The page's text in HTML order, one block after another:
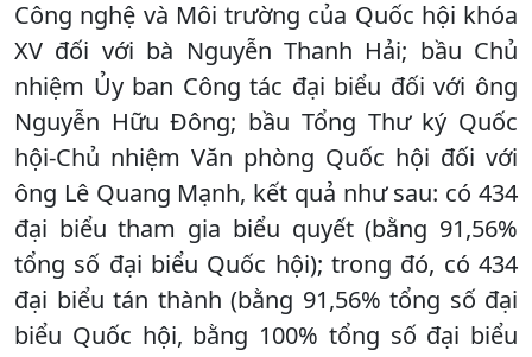
Công nghệ và Môi trường của Quốc hội khóa
XV đối với bà Nguyễn Thanh Hải; bầu Chủ
nhiệm Ủy ban Công tác đại biểu đối với ông
Nguyễn Hữu Đông; bầu Tổng Thư ký Quốc
hội-Chủ nhiệm Văn phòng Quốc hội đối với
ông Lê Quang Mạnh, kết quả như sau: có 434
đại biểu tham gia biểu quyết (bằng 91,56%
tổng số đại biểu Quốc hội); trong đó, có 434
đại biểu tán thành (bằng 91,56% tổng số đại
biểu Quốc hội, bằng 100% tổng số đại biểu